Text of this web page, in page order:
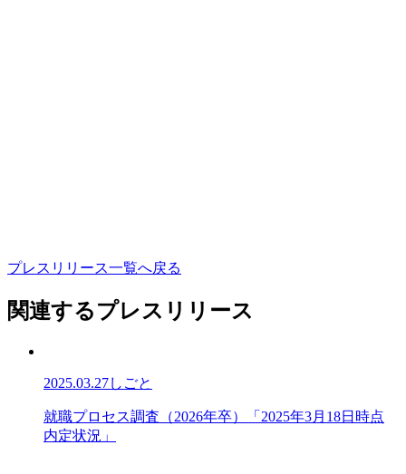
プレ ス リ リ ース一覧へ戻る
関連するプレスリリース
2025.03.27しごと
就
職
就職プロ セス調査 （2026年卒） 「 2025年3月 18日 時点
内定状況 」